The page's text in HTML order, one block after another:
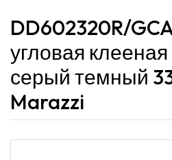
DD602320R/
угловая
серый темный
Marazzi